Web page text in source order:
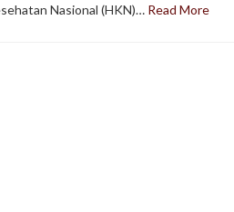
Nasional (HKN)… Read More